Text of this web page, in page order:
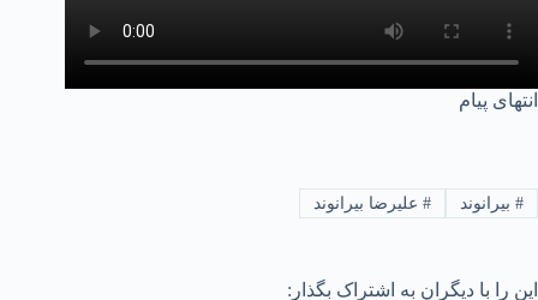
انتهای پیام
#بیرانوند #علیرضا بیرانوند
این را با دیگران به اشتراک بگذار: